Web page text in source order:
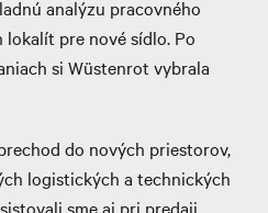
analýzu pracovného
pre nové sídlo. Po
si Wüstenrot vybrala
do nových priestorov,
logistických a technických
sme aj pri predaji